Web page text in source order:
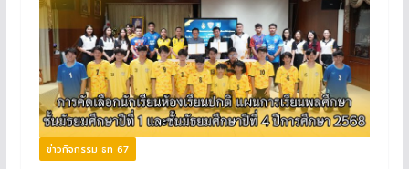
ข่าวกิจกรรม ธท 67